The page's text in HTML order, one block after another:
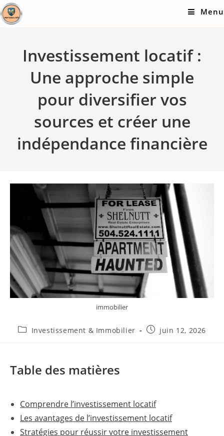
Skip
to
Menu
Investissement locatif :
Une approche simple
pour diversifier vos
sources et créer une
indépendance financière
immobilier
PostInvestissement & Immobilier
Publication
juin 12, 2026
Table des matières
Comprendre l’investissement locatif
Les avantages de l’investissement locatif
Stratégies pour réussir votre investissement